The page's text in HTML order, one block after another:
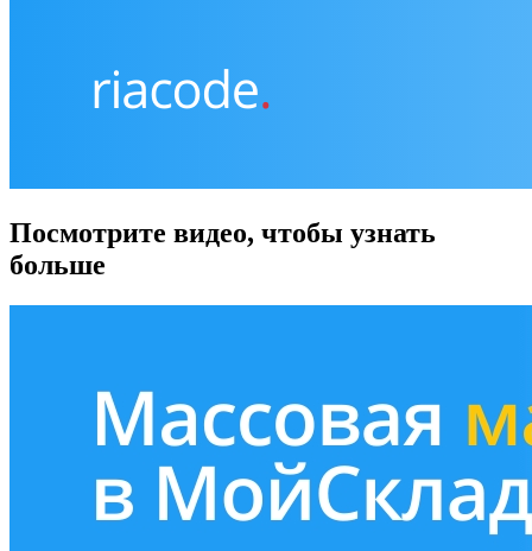
Посмотрите видео, чтобы узнать
больше